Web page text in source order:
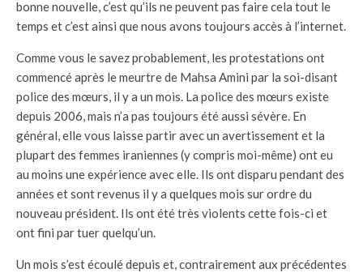
bonne nouvelle, c’est qu’ils ne peuvent pas faire cela tout le
temps et c’est ainsi que nous avons toujours accès à l’internet.
Comme vous le savez probablement, les protestations ont
commencé après le meurtre de Mahsa Amini par la soi-disant
police des mœurs, il y a un mois. La police des mœurs existe
depuis 2006, mais n’a pas toujours été aussi sévère. En
général, elle vous laisse partir avec un avertissement et la
plupart des femmes iraniennes (y compris moi-même) ont eu
au moins une expérience avec elle. Ils ont disparu pendant des
années et sont revenus il y a quelques mois sur ordre du
nouveau président. Ils ont été très violents cette fois-ci et
ont fini par tuer quelqu’un.
Un mois s’est écoulé depuis et, contrairement aux précédentes